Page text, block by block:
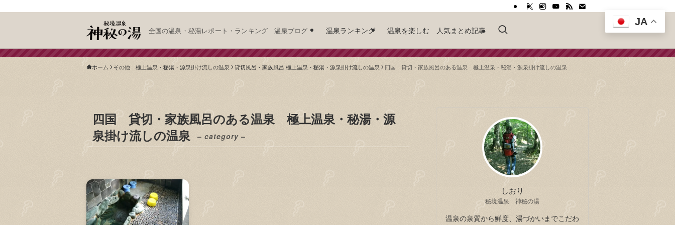
全国の温泉・秘湯レポート・ランキング 温泉ブログ 温泉ランキング 温泉を楽しむ 人気まとめ記事
ホーム その他 極上温泉・秘湯・源泉掛け流しの温泉 貸切風呂・家族風呂 極上温泉・秘湯・源泉掛け流しの温泉 四国 貸切・家族風呂のある温泉 極上温泉・秘湯・源泉掛け流しの温泉
四国 貸切・家族風呂のある温泉 極上温泉・秘湯・源
泉掛け流しの温泉
– category –
しおり
秘境温泉 神秘の湯
温泉の泉質から鮮度、湯づかいまでこだわ
JA